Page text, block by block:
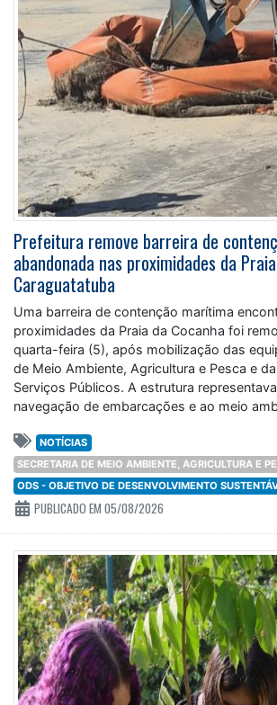
Prefeitura remove barreira de
abandonada nas proximidades da
Caraguatatuba
Uma barreira de contenção marítima
proximidades da Praia da Cocanha foi
quarta-feira (5), após mobilização das
de Meio Ambiente, Agricultura e Pesca e
Serviços Públicos. A estrutura
navegação de embarcações e ao meio
NOTÍCIAS
SECRETARIA DE MEIO AMBIENTE, AGRICULTURA E
ODS - OBJETIVO DE DESENVOLVIMENTO
PUBLICADO EM 05/08/2026